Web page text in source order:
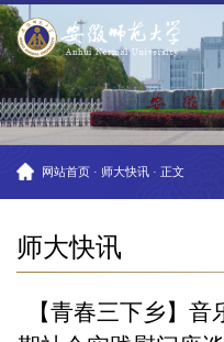
网站首页 · 师大快讯 · 正文
师大快讯
【青春三下乡】